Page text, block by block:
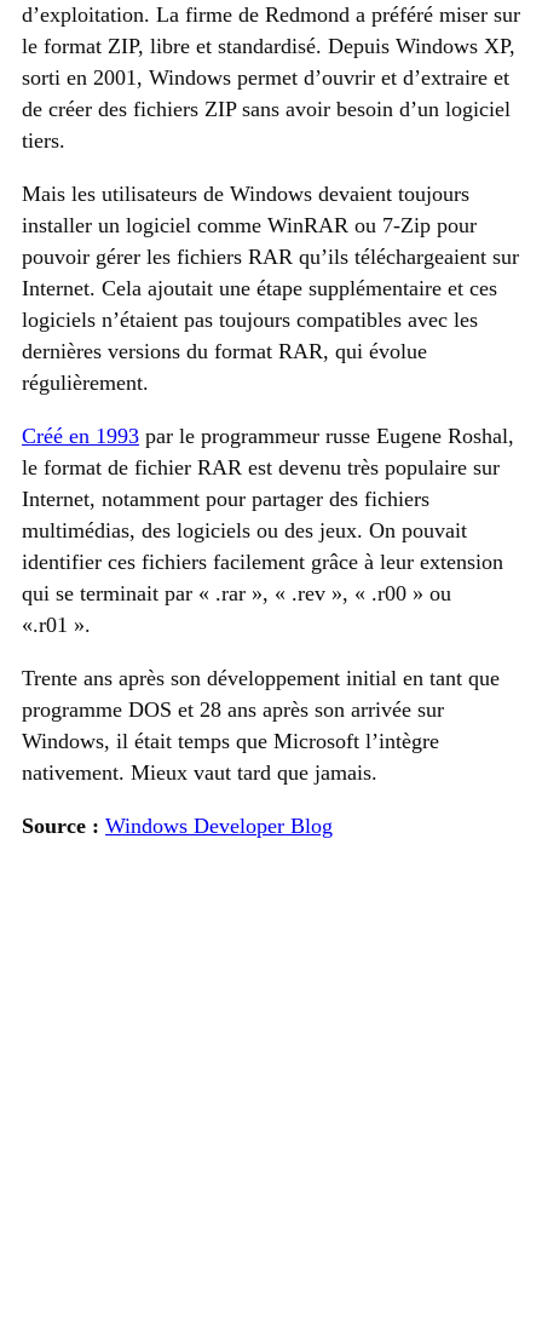
d’exploitation. La firme de Redmond a préféré miser sur
le format ZIP, libre et standardisé. Depuis Windows XP,
sorti en 2001, Windows permet d’ouvrir et d’extraire et
de créer des fichiers ZIP sans avoir besoin d’un logiciel
tiers.
Mais les utilisateurs de Windows devaient toujours
installer un logiciel comme WinRAR ou 7-Zip pour
pouvoir gérer les fichiers RAR qu’ils téléchargeaient sur
Internet. Cela ajoutait une étape supplémentaire et ces
logiciels n’étaient pas toujours compatibles avec les
dernières versions du format RAR, qui évolue
régulièrement.
Créé en 1993 par le programmeur russe Eugene Roshal,
le format de fichier RAR est devenu très populaire sur
Internet, notamment pour partager des fichiers
multimédias, des logiciels ou des jeux. On pouvait
identifier ces fichiers facilement grâce à leur extension
qui se terminait par « .rar », « .rev », « .r00 » ou
«.r01 ».
Trente ans après son développement initial en tant que
programme DOS et 28 ans après son arrivée sur
Windows, il était temps que Microsoft l’intègre
nativement. Mieux vaut tard que jamais.
Source : Windows Developer Blog